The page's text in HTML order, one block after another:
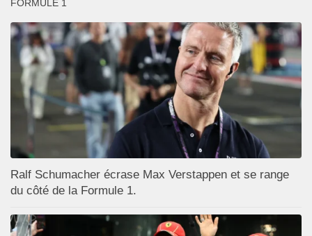
FORMULE 1
Ralf Schumacher écrase Max Verstappen et se range
du côté de la Formule 1.